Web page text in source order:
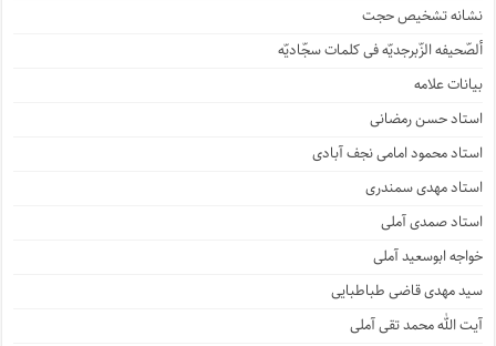
نشانه تشخیص حجت
ألصّحیفه الزّبرجدیّه فی کلمات سجّادیّه
بیانات علامه
استاد حسن رمضانی
استاد محمود امامی نجف آبادی
استاد مهدی سمندری
استاد صمدی آملی
خواجه ابوسعید آملی
سید مهدی قاضی طباطبایی
آیت الله محمد تقی آملی